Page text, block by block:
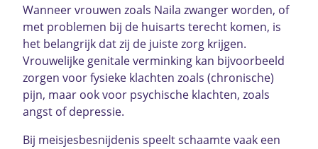
Wanneer vrouwen zoals Naila zwanger worden, of
met problemen bij de huisarts terecht komen, is
het belangrijk dat zij de juiste zorg krijgen.
Vrouwelijke genitale verminking kan bijvoorbeeld
zorgen voor fysieke klachten zoals (chronische)
pijn, maar ook voor psychische klachten, zoals
angst of depressie.
Bij meisjesbesnijdenis speelt schaamte vaak een